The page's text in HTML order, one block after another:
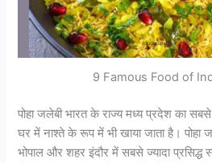
9 Famous Food of
पोहा जलेबी भारत के राज्य मध्य प्रदेश का
घर में नाश्ते के रूप में भी खाया जाता है। पोहा
भोपाल और शहर इंदौर में सबसे ज्यादा प्रसिद्ध